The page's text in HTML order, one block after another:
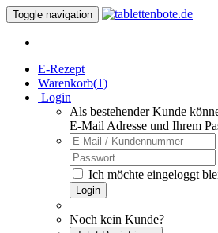
Toggle navigation
E-Rezept
Warenkorb(1)
Login
Als bestehender Kunde
E-Mail Adresse und Ihrem
Ich möchte eingeloggt
Login
Noch kein Kunde?